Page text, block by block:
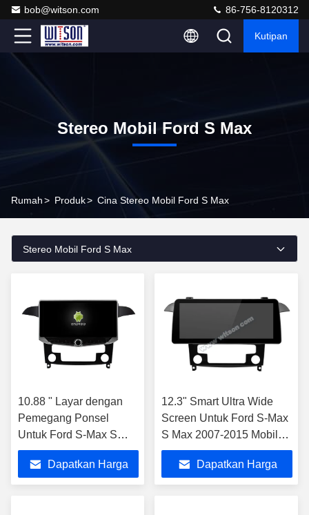
bob@witson.com 86-756-8120312
Kutipan
Stereo Mobil Ford S Max
Rumah> Produk> Cina Stereo Mobil Ford S Max
Stereo Mobil Ford S Max
10.88 " Layar dengan
Pemegang Ponsel
Untuk Ford S-Max S
Max 2007-2015
Multimedia Stereo GPS
CarPlay Player
Dapatkan Harga
12.3" Smart Ultra Wide
Screen Untuk Ford S-Max
S Max 2007-2015 Mobil
Video Sentuh QLED
Stereo
Dapatkan Harga